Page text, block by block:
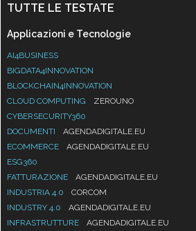
TUTTE LE TESTATE
Applicazioni e Tecnologie
AI4BUSINESS
BIGDATA4INNOVATION
BLOCKCHAIN4INNOVATION
CLOUD COMPUTING
ZEROUNO
CYBERSECURITY360
DOCUMENTI
AGENDADIGITALE.EU
ECOMMERCE
AGENDADIGITALE.EU
ESG360
FATTURAZIONE
AGENDADIGITALE.EU
INDUSTRIA 4.0
CORCOM
INDUSTRY 4.0
AGENDADIGITALE.EU
INFRASTRUTTURE
AGENDADIGITALE.EU